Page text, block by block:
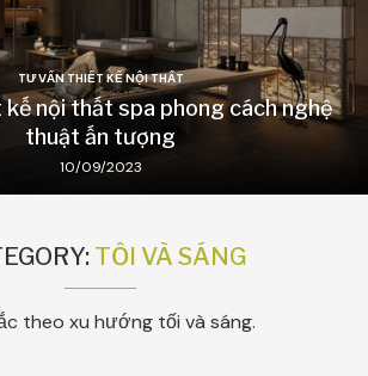
TƯ VẤN THIẾT KẾ NỘI THẤT
kế nội thất spa phong cách nghệ
thuật ấn tượng
10/09/2023
TỐI VÀ SÁNG
theo xu hướng tối và sáng.